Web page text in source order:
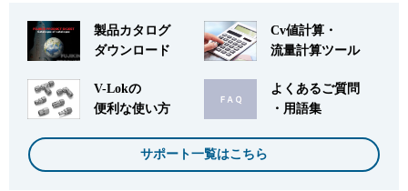
製品カタログ
ダウンロード
Cv値計算・
流量計算ツール
V-Lokの
便利な使い方
よくあるご質問
・用語集
サポート一覧はこちら